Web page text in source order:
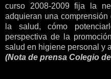
curso 2008-2009 fija la
adquieran una
la salud, cómo
perspectiva de la
salud en higiene personal y
(Nota de prensa Colegio